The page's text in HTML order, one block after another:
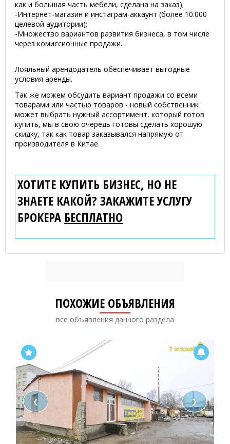
как и большая часть мебели, сделана на заказ);
-Интернет-магазин и инстаграм-аккаунт (более 10.000
целевой аудитории);
-Множество вариантов развития бизнеса, в том числе
через комиссионные продажи.
Лояльный арендодатель обеспечивает выгодные
условия аренды.
Так же можем обсудить вариант продажи со всеми
товарами или частью товаров - новый собственник
может выбрать нужный ассортимент, который готов
купить, мы в свою очередь готовы сделать хорошую
скидку, так как товар заказывался напрямую от
производителя в Китае.
ХОТИТЕ КУПИТЬ БИЗНЕС, НО НЕ
ЗНАЕТЕ КАКОЙ? ЗАКАЖИТЕ УСЛУГУ
БРОКЕРА БЕСПЛАТНО
ПОХОЖИЕ ОБЪЯВЛЕНИЯ
все объявления данного раздела
❮ ❯